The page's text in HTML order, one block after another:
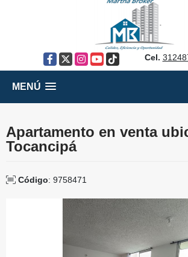
Facebook
X Instagram
YouTube
TikTok Cel.
MENÚ
Apartamento en venta
Tocancipá
Código: 9758471